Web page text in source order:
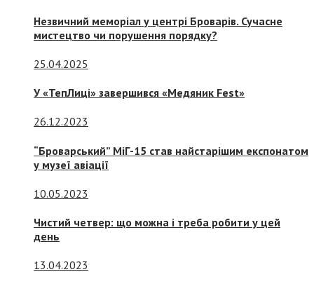
Незвичний меморіал у центрі Броварів. Сучасне
мистецтво чи порушення порядку?
25.04.2025
У «ТепЛиці» завершився «Медяник Fest»
26.12.2023
“Броварський” МіГ-15 став найстарішим експонатом
у музеї авіації
10.05.2023
Чистий четвер: що можна і треба робити у цей
день
13.04.2023